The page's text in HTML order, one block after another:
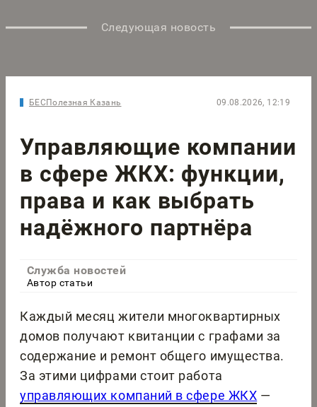
Следующая новость
БЕСПолезная Казань 09.08.2026, 12:19
Управляющие компании
в сфере ЖКХ: функции,
права и как выбрать
надёжного партнёра
Служба новостей
Автор статьи
Каждый месяц жители многоквартирных
домов получают квитанции с графами за
содержание и ремонт общего имущества.
За этими цифрами стоит работа
управляющих компаний в сфере ЖКХ —